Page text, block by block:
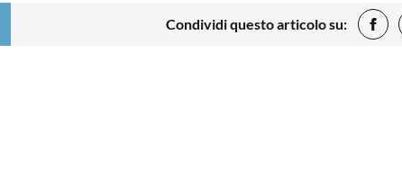
Condividi questo articolo su: